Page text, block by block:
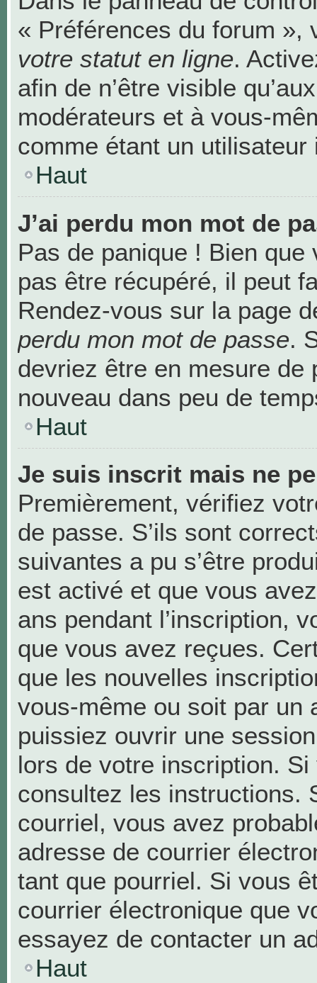
« Préférences du forum »,
votre statut en ligne.
afin de n’être visible
modérateurs et à vous-
comme étant un utilisateur
Haut
J’ai perdu mon mot de
Pas de panique ! Bien
pas être récupéré, il peut
Rendez-vous sur la page
perdu mon mot de passe.
devriez être en mesure de
nouveau dans peu de
Haut
Je suis inscrit mais ne
Premièrement, vérifiez
de passe. S’ils sont
suivantes a pu s’être
est activé et que vous
ans pendant l’inscription,
que vous avez reçues.
que les nouvelles
vous-même ou soit par un
puissiez ouvrir une
lors de votre inscription.
consultez les instructions.
courriel, vous avez
adresse de courrier
tant que pourriel. Si vous
courrier électronique que
essayez de contacter un
Haut